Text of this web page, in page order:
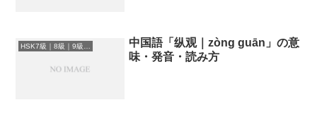
中国語「纵观｜zòng guān」の意
味・発音・読み方